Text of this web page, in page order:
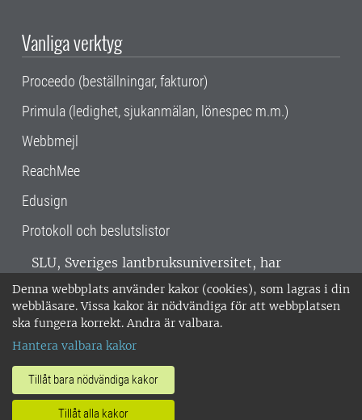
Denna webbplats använder kakor (cookies), som lagras i din
webbläsare. Vissa kakor är nödvändiga för att webbplatsen
ska fungera korrekt. Andra är valbara.
Hantera valbara kakor
Tillåt bara nödvändiga kakor
Tillåt alla kakor
Vanliga verktyg
Proceedo (beställningar, fakturor)
Primula (ledighet, sjukanmälan, lönespec m.m.)
Webbmejl
ReachMee
Edusign
Protokoll och beslutslistor
SLU, Sveriges lantbruksuniversitet, har
verksamhet över hela Sverige. Huvudorter är
Alnarp, Uppsala och Umeå.SLU är
miljöcertifierat enligt ISO 14001. •
018-67 10 00 • Org nr: 202100-2817 •
Om SLU:s webbplatser
•Hantera kakor•Behandling av